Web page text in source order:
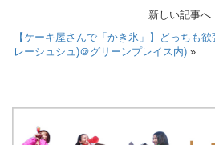
新しい記事へ
【ケーキ屋さんで「かき氷」】どっちも
レーシュシュ)＠グリーンプレイス内) »